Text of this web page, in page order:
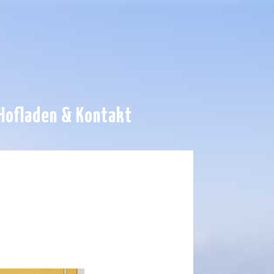
Hofladen & Kontakt